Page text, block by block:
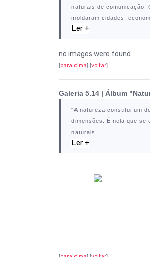
naturais de comunicação.
moldaram cidades,
Ler +
no images were found
[para cima] [voltar]
Galeria 5.14 | Álbum
"A natureza constitui um
dimensões. É nela que se
naturais...
Ler +